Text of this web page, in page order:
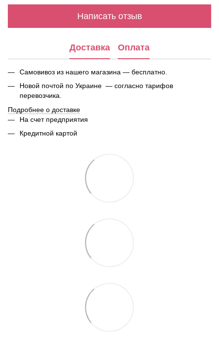
Написать отзыв
Доставка Оплата
Самовивоз из нашего магазина — бесплатно.
Новой почтой по Украине — согласно тарифов
перевозчика.
Подробнее о доставке
На счет предприятия
Кредитной картой